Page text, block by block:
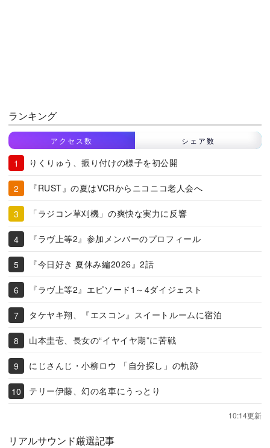
ランキング
アクセス数 シェア数
りくりゅう、振り付けの様子を初公開
『RUST』の夏はVCRからニコニコ老人会へ
「ラジコン草刈機」の爽快な実力に反響
『ラヴ上等2』参加メンバーのプロフィール
『今日好き 夏休み編2026』2話
『ラヴ上等2』エピソード1～4ダイジェスト
タケヤキ翔、『エスコン』スイートルームに宿泊
山本圭壱、長女の“イヤイヤ期”に苦戦
にじさんじ・小柳ロウ 「自分探し」の軌跡
テリー伊藤、幻の名車にうっとり
10:14更新
リアルサウンド厳選記事